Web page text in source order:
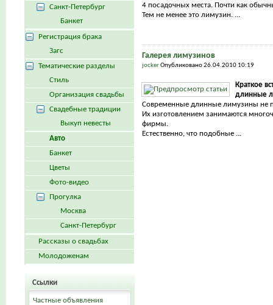
4 посадочных места. Почти как
Тем не менее это лимузин. ...
Галерея лимузинов
jockerОпубликовано 26.04.2010 10:19
Краткое
длинные
Современные длинные лимузины не
Их изготовлением занимаются
фирмы.
Естественно, что подобные ...
Санкт-Петербург
Банкет
Регистрация брака
Загс
Тематические разделы
Стиль
Организация свадьбы
Свадебные традиции
Выкуп невесты
Авто
Банкет
Цветы
Фото-видео
Прогулка
Москва
Санкт-Петербург
Рассказы о свадьбах
Молодоженам
Ссылки
Частные объявления